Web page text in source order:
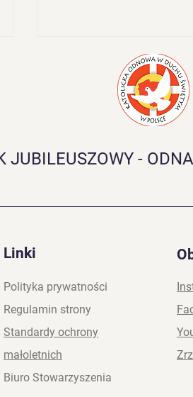
dla koordynatorów
JUBILEUSZOWY -
Linki
Polityka prywatności
Regulamin strony
Standardy ochrony
małoletnich
Biuro Stowarzyszenia